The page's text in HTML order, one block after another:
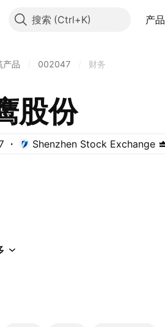
搜索 产品
产品 002047 财务
股份
Shenzhen Stock Exchange